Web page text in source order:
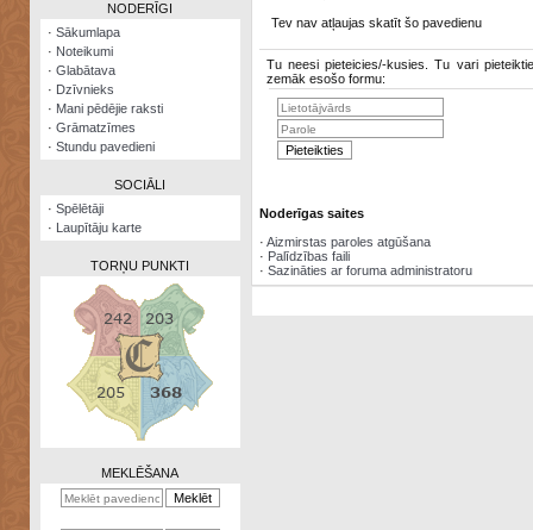
Visatcera
almanahs
Arhīvs
Zināšanu
NODERĪGI
· Sākumlapa
· Noteikumi
· Glabātava
· Dzīvnieks
· Mani pēdējie raksti
· Grāmatzīmes
· Stundu pavedieni
SOCIĀLI
· Spēlētāji
· Laupītāju karte
TORŅU PUNKTI
MEKLĒŠANA
Tev nav atļaujas skatīt šo pavedienu
Tu neesi pieteicies/-kusies. Tu vari
zemāk esošo formu:
Noderīgas saites
· Aizmirstas paroles atgūšana
· Palīdzības faili
· Sazināties ar foruma administratoru